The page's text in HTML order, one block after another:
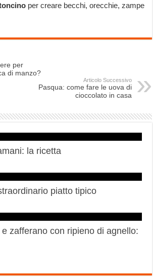
per creare becchi, orecchie, zampe
per
di manzo?
Articolo Successivo
Pasqua: come fare le uova di
cioccolato in casa
la ricetta
piatto tipico
zafferano con ripieno di agnello: